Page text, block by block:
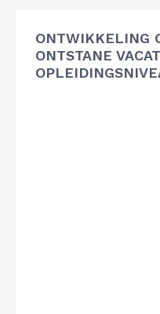
ONTWIKKELING
ONTSTANE